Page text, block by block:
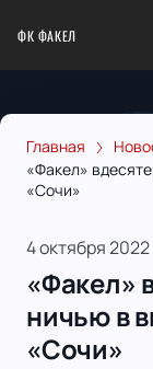
ФК ФАКЕЛ
Главная
«Факел»
«Сочи»
4 октября 2022
«Факел»
ничью в
«Сочи»